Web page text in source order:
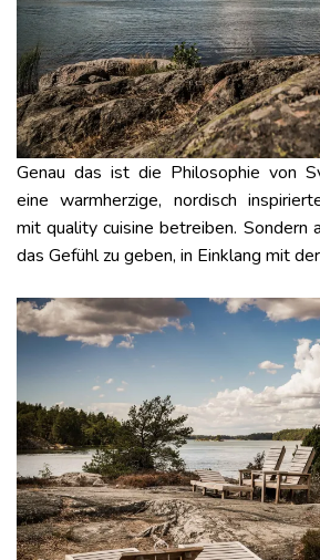
Genau das ist die Philosophie von
eine warmherzige, nordisch
mit quality cuisine betreiben. Sondern
das Gefühl zu geben, in Einklang mit